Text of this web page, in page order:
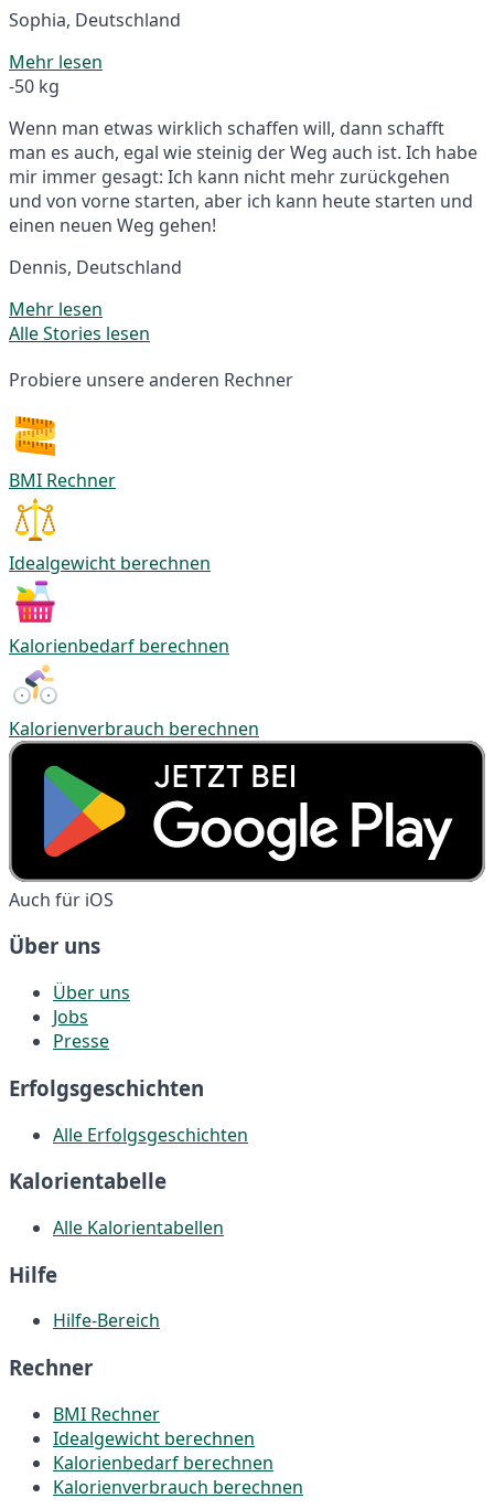
Sophia, Deutschland
Mehr lesen
-50 kg
Wenn man etwas wirklich schaffen will, dann schafft
man es auch, egal wie steinig der Weg auch ist. Ich habe
mir immer gesagt: Ich kann nicht mehr zurückgehen
und von vorne starten, aber ich kann heute starten und
einen neuen Weg gehen!
Dennis, Deutschland
Mehr lesen
Alle Stories lesen
Probiere unsere anderen Rechner
BMI Rechner
Idealgewicht berechnen
Kalorienbedarf berechnen
Kalorienverbrauch berechnen
Auch für iOS
Über uns
Über uns
Jobs
Presse
Erfolgsgeschichten
Alle Erfolgsgeschichten
Kalorientabelle
Alle Kalorientabellen
Hilfe
Hilfe-Bereich
Rechner
BMI Rechner
Idealgewicht berechnen
Kalorienbedarf berechnen
Kalorienverbrauch berechnen